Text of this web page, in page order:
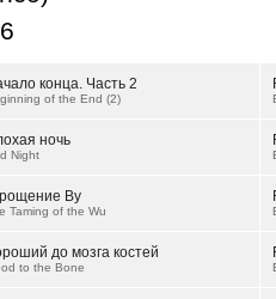
конца. Часть 2
of the End (2)
ночь
Night
Ву
Taming of the Wu
до мозга костей
to the Bone